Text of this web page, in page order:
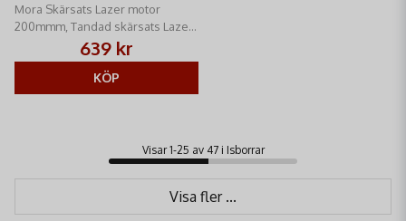
Mora Skärsats Lazer motor
200mmm, Tandad skärsats Lazer.
200 mm tandade reservskär till
underd.
639 kr
KÖP
Visar 1-25 av 47 i Isborrar
Visa fler ...